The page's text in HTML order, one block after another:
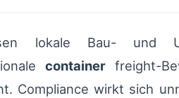
lokale Bau- und
containerfreight-
Compliance wirkt sich